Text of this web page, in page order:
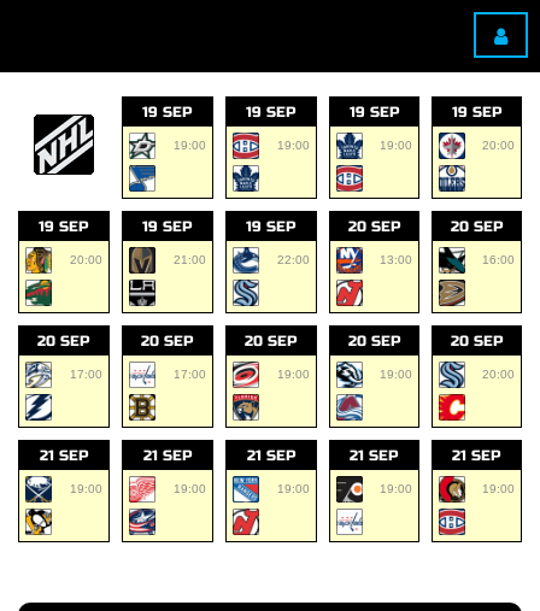
19 SEP
19:00
19 SEP
19:00
19 SEP
19:00
19 SEP
20:00
19 SEP
20:00
19 SEP
21:00
19 SEP
22:00
20 SEP
13:00
20 SEP
16:00
20 SEP
17:00
20 SEP
17:00
20 SEP
19:00
20 SEP
19:00
20 SEP
20:00
21 SEP
19:00
21 SEP
19:00
21 SEP
19:00
21 SEP
19:00
21 SEP
19:00